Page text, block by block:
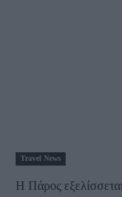
Travel News
Η Πάρος